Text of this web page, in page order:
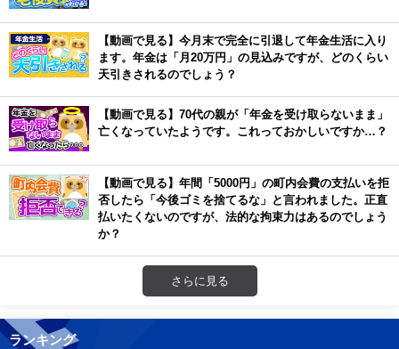
【動画で見る】今月末で完全に引退して年金生活に入り
ます。年金は「月20万円」の見込みですが、どのくらい
天引きされるのでしょう？
【動画で見る】70代の親が「年金を受け取らないまま」
亡くなっていたようです。これっておかしいですか…？
【動画で見る】年間「5000円」の町内会費の支払いを拒
否したら「今後ゴミを捨てるな」と言われました。正直
払いたくないのですが、法的な拘束力はあるのでしょう
か？
さらに見る
ランキング